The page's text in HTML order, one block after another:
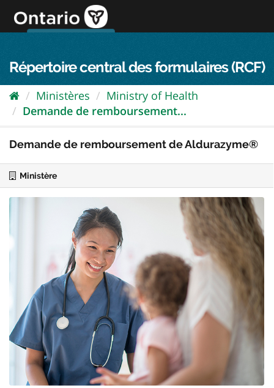
directement
au
Répertoire central des formulaires (RCF)
Ministères
Ministry of Health
Demande de remboursement...
Demande de remboursement de Aldurazyme®
Ministère